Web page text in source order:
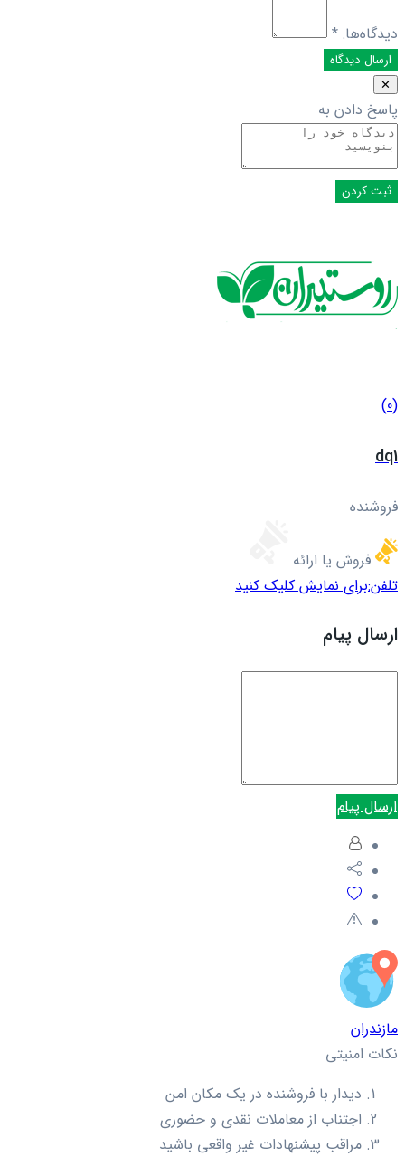
دیدگاه‌ها: *
✕
پاسخ دادن به
(0)
dq1
فروشنده
فروش یا ارائه
تلفن:برای نمایش کلیک کنید
ارسال پیام
ارسال پیام
مازندران
نکات امنیتی
دیدار با فروشنده در یک مکان امن
اجتناب از معاملات نقدی و حضوری
مراقب پیشنهادات غیر واقعی باشید